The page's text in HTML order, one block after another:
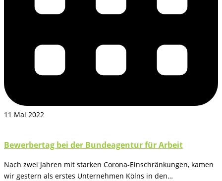
11 Mai 2022
Bewerbertag bei der Bundeagentur für Arbeit
Nach zwei Jahren mit starken Corona-Einschränkungen, kamen
wir gestern als erstes Unternehmen Kölns in den…